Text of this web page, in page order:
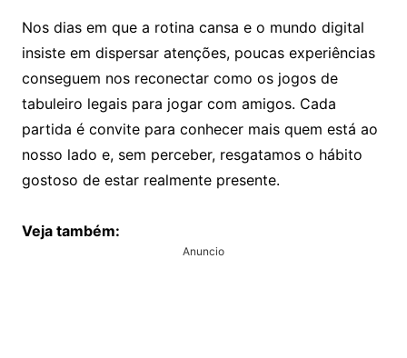
Nos dias em que a rotina cansa e o mundo digital
insiste em dispersar atenções, poucas experiências
conseguem nos reconectar como os jogos de
tabuleiro legais para jogar com amigos. Cada
partida é convite para conhecer mais quem está ao
nosso lado e, sem perceber, resgatamos o hábito
gostoso de estar realmente presente.
Veja também:
Anuncio